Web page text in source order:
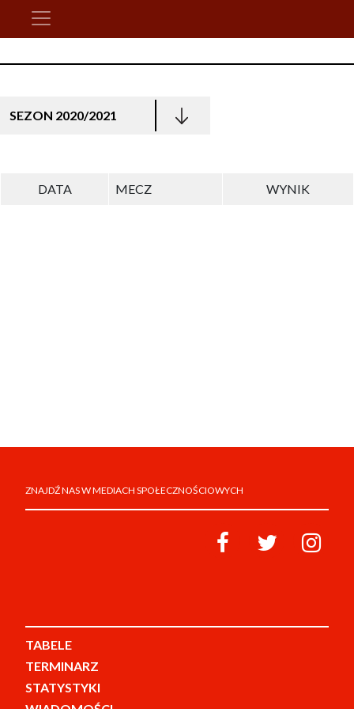
SEZON 2020/2021
DATA MECZ WYNIK
ZNAJDŹ NAS W MEDIACH SPOŁECZNOŚCIOWYCH
TABELE
TERMINARZ
STATYSTYKI